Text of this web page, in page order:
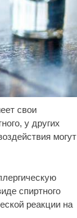
свои
у других
могут
спиртного
реакции на
танец невесты
вас без слов!
10 раз